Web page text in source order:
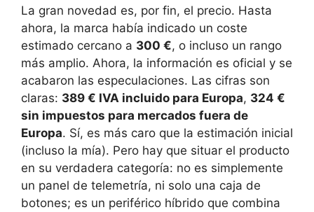
La gran novedad es, por fin, el precio. Hasta
ahora, la marca había indicado un coste
estimado cercano a 300 €, o incluso un rango
más amplio. Ahora, la información es oficial y se
acabaron las especulaciones. Las cifras son
claras: 389 € IVA incluido para Europa, 324 €
sin impuestos para mercados fuera de
Europa. Sí, es más caro que la estimación inicial
(incluso la mía). Pero hay que situar el producto
en su verdadera categoría: no es simplemente
un panel de telemetría, ni solo una caja de
botones; es un periférico híbrido que combina